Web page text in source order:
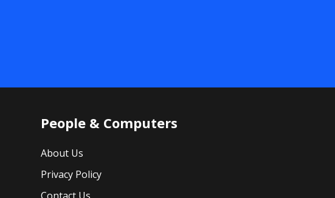
People & Computers
About Us
Privacy Policy